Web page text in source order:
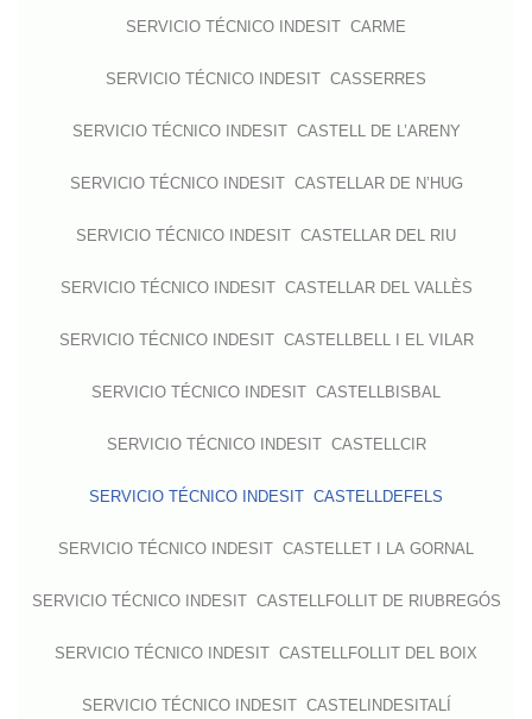
SERVICIO TÉCNICO INDESIT CARME
SERVICIO TÉCNICO INDESIT CASSERRES
SERVICIO TÉCNICO INDESIT CASTELL DE L’ARENY
SERVICIO TÉCNICO INDESIT CASTELLAR DE N’HUG
SERVICIO TÉCNICO INDESIT CASTELLAR DEL RIU
SERVICIO TÉCNICO INDESIT CASTELLAR DEL VALLÈS
SERVICIO TÉCNICO INDESIT CASTELLBELL I EL VILAR
SERVICIO TÉCNICO INDESIT CASTELLBISBAL
SERVICIO TÉCNICO INDESIT CASTELLCIR
SERVICIO TÉCNICO INDESIT CASTELLDEFELS
SERVICIO TÉCNICO INDESIT CASTELLET I LA GORNAL
SERVICIO TÉCNICO INDESIT CASTELLFOLLIT DE RIUBREGÓS
SERVICIO TÉCNICO INDESIT CASTELLFOLLIT DEL BOIX
SERVICIO TÉCNICO INDESIT CASTELINDESITALÍ